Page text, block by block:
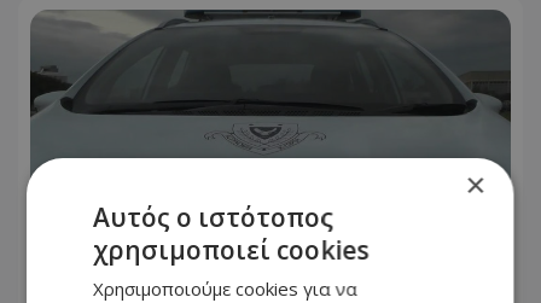
×
Αυτός ο ιστότοπος
χρησιμοποιεί cookies
Χρησιμοποιούμε cookies για να